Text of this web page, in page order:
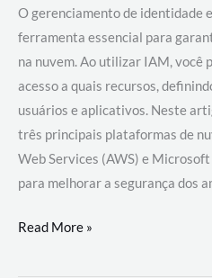
O gerenciamento de identidade
ferramenta essencial para
na nuvem. Ao utilizar IAM, você
acesso a quais recursos,
usuários e aplicativos. Neste
três principais plataformas de
Web Services (AWS) e
para melhorar a segurança dos
Gerenciamento
Read More »